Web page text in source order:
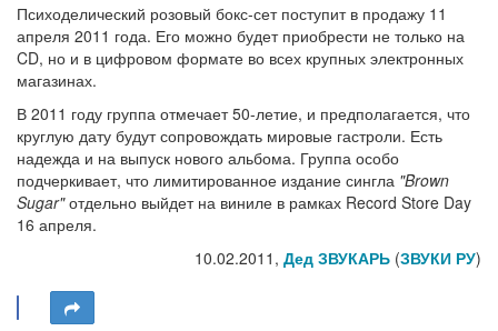
Психоделический розовый бокс-сет поступит в продажу 11
апреля 2011 года. Его можно будет приобрести не только на
CD, но и в цифровом формате во всех крупных электронных
магазинах.
В 2011 году группа отмечает 50-летие, и предполагается, что
круглую дату будут сопровождать мировые гастроли. Есть
надежда и на выпуск нового альбома. Группа особо
подчеркивает, что лимитированное издание сингла "Brown
Sugar"отдельно выйдет на виниле в рамках Record Store Day
16 апреля.
10.02.2011, Дед ЗВУКАРЬ (ЗВУКИ РУ)